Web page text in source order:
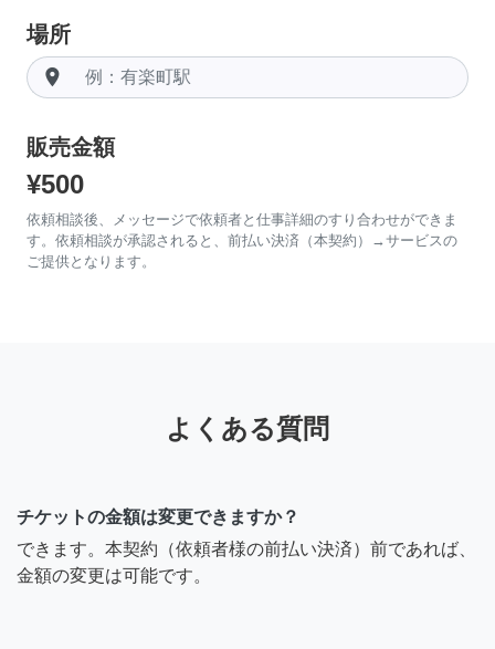
場所
room
販売金額
¥500
依頼相談後、メッセージで依頼者と仕事詳細のすり合わせができま
す。依頼相談が承認されると、前払い決済（本契約）→サービスの
ご提供となります。
よくある質問
チケットの金額は変更できますか？
できます。本契約（依頼者様の前払い決済）前であれば、
金額の変更は可能です。